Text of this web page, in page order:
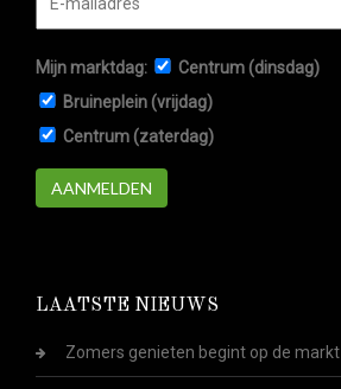
Mijn marktdag:
Centrum (dinsdag)
Bruineplein (vrijdag)
Centrum (zaterdag)
AANMELDEN
LAATSTE NIEUWS
Zomers genieten begint op de markt